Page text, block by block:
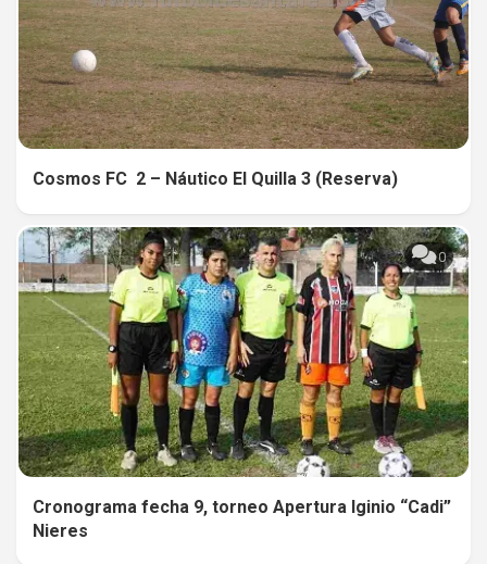
Cosmos FC 2 – Náutico El Quilla 3 (Reserva)
0
Cronograma fecha 9, torneo Apertura Iginio “Cadi”
Nieres